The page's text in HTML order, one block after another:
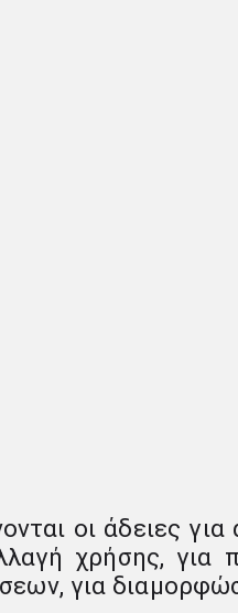
οι άδειες
χρήσης, για
για